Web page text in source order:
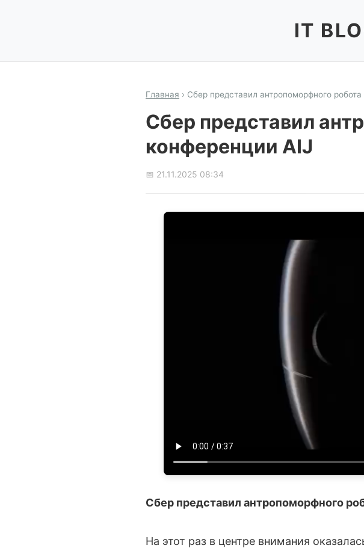
IT
Главная › Сбер представил антропоморфного
Сбер представил
конференции AIJ
📅 21.11.2025 08:34
Сбер представил антропоморфного
На этот раз в центре внимания